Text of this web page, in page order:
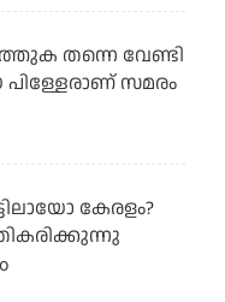
തന്നെ വേണ്ടി
സമരം
കേരളം?